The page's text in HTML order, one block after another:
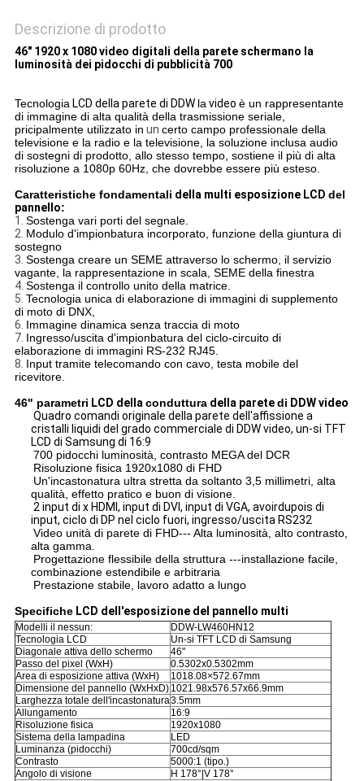
Descrizione di prodotto
46" 1920 x 1080 video digitali della parete schermano la
luminosità dei pidocchi di pubblicità 700
TecnologiaLCD della parete di DDW lavideo è un rappresentante
di immagine di alta qualità della trasmissione seriale,
pricipalmente utilizzato in un certo campo professionale della
televisione e la radio e la televisione, la soluzione inclusa audio
di sostegni di prodotto, allo stesso tempo, sostiene il più di alta
risoluzione a 1080p 60Hz, che dovrebbe essere più esteso.
Caratteristiche fondamentali della multi esposizione LCD del
pannello:
1. Sostenga vari porti del segnale.
2. Modulo d'impionbatura incorporato, funzione della giuntura di
sostegno
3. Sostenga creare un SEME attraverso lo schermo, il servizio
vagante, la rappresentazione in scala, SEME della finestra
4. Sostenga il controllo unito della matrice.
5. Tecnologia unica di elaborazione di immagini di supplemento
di moto di DNX,
6. Immagine dinamica senza traccia di moto
7. Ingresso/uscita d'impionbatura del ciclo-circuito di
elaborazione di immagini RS-232 RJ45.
8. Input tramite telecomando con cavo, testa mobile del
ricevitore.
46" parametri LCD dellacondutturadella paretedi DDW video
Quadro comandi originale della parete dell'affissione a
cristalli liquidi del grado commerciale di DDW video, un-si TFT
LCD di Samsung di 16:9
700 pidocchi luminosità, contrasto MEGA del DCR
Risoluzione fisica 1920x1080 di FHD
Un'incastonatura ultra stretta da soltanto 3,5 millimetri, alta
qualità, effetto pratico e buon di visione.
2 input di x HDMI, input di DVI, input di VGA, avoirdupois di
input, ciclo di DP nel ciclo fuori, ingresso/uscita RS232
Video unità di parete di FHD--- Alta luminosità, alto contrasto,
alta gamma.
Progettazione flessibile della struttura ---installazione facile,
combinazione estendibile e arbitraria
Prestazione stabile, lavoro adatto a lungo
SpecificheLCD dell'esposizione del pannello multi
Modelli il nessun:
DDW-LW460HN12
Tecnologia LCD
Un-si TFT LCD di Samsung
Diagonale attiva dello schermo
46"
Passo del pixel (WxH)
0.5302x0.5302mm
Area di esposizione attiva (WxH)
1018.08×572.67mm
Dimensione del pannello (WxHxD) 1021.98x576.57x66.9mm
Larghezza totale dell'incastonatura3.5mm
Allungamento
16:9
Risoluzione fisica
1920x1080
Sistema della lampadina
LED
Luminanza (pidocchi)
700cd/sqm
Contrasto
5000:1 (tipo.)
Angolo di visione
H 178°|V 178°